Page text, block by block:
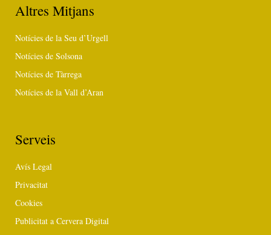
Altres Mitjans
Notícies de la Seu d’Urgell
Notícies de Solsona
Notícies de Tàrrega
Notícies de la Vall d’Aran
Serveis
Avís Legal
Privacitat
Cookies
Publicitat a Cervera Digital